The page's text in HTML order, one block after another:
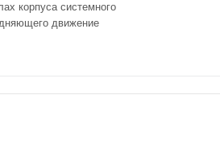
корпуса системного
движение